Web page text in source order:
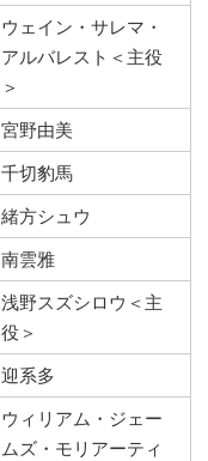
ウェイン・サレマ・
アルバレスト＜主役
＞
宮野由美
千切豹馬
緒方シュウ
南雲雅
浅野スズシロウ＜主
役＞
迎系多
ウィリアム・ジェー
ムズ・モリアーティ